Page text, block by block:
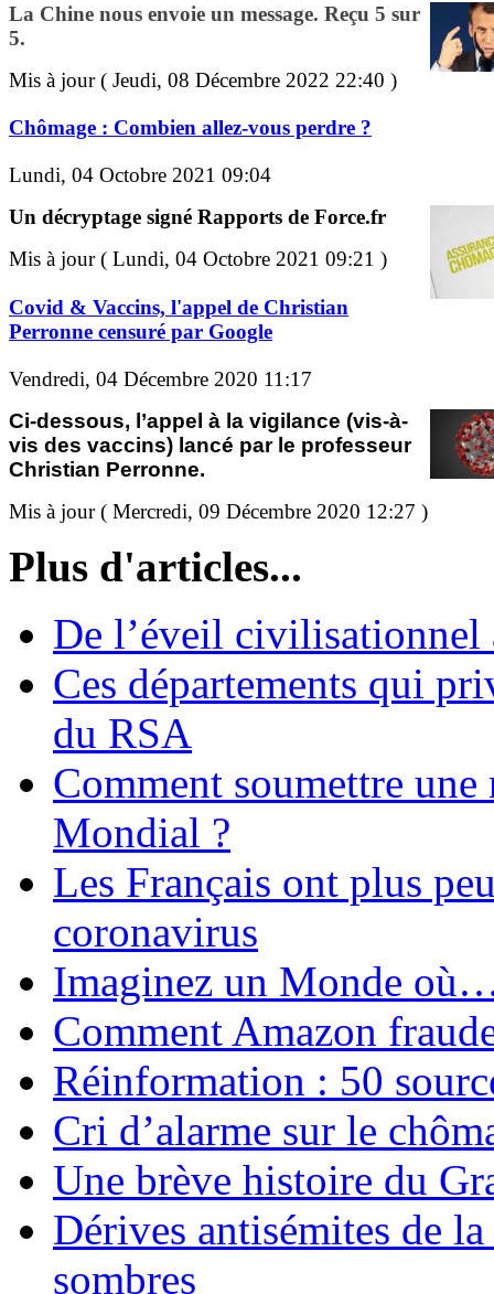
La Chine nous envoie un message. Reçu 5 sur
5.
Mis à jour ( Jeudi, 08 Décembre 2022 22:40 )
Chômage : Combien allez-vous perdre ?
Lundi, 04 Octobre 2021 09:04
Un décryptage signé Rapports de Force.fr
Mis à jour ( Lundi, 04 Octobre 2021 09:21 )
Covid & Vaccins, l'appel de Christian
Perronne censuré par Google
Vendredi, 04 Décembre 2020 11:17
Ci-dessous, l’appel à la vigilance (vis-à-
vis des vaccins) lancé par le professeur
Christian Perronne.
Mis à jour ( Mercredi, 09 Décembre 2020 12:27 )
Plus d'articles...
De l’éveil
Ces départements qui
du RSA
Comment soumettre
Mondial ?
Les Français ont plus
coronavirus
Imaginez un Monde
Comment Amazon
Réinformation : 50
Cri d’alarme sur le
Une brève histoire du
Dérives antisémites de
sombres